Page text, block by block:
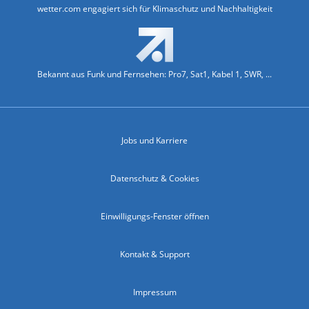
wetter.com engagiert sich für Klimaschutz und Nachhaltigkeit
Bekannt aus Funk und Fernsehen: Pro7, Sat1, Kabel 1, SWR, ...
Jobs und Karriere
Datenschutz & Cookies
Einwilligungs-Fenster öffnen
Kontakt & Support
Impressum